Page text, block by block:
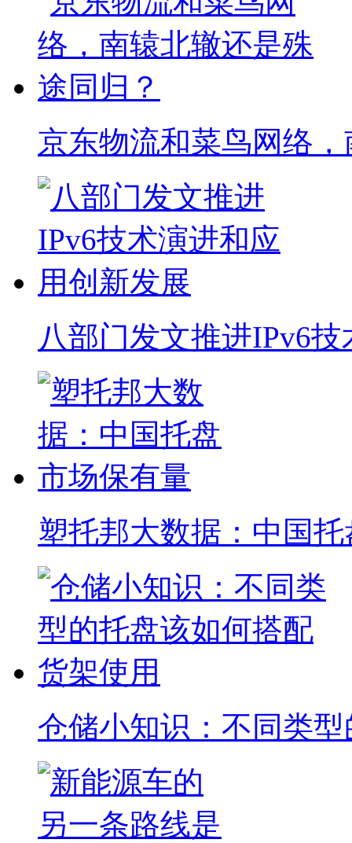
京东物流和菜鸟网络
八部门发文推进IPv6
塑托邦大数据：中国
仓储小知识：不同类